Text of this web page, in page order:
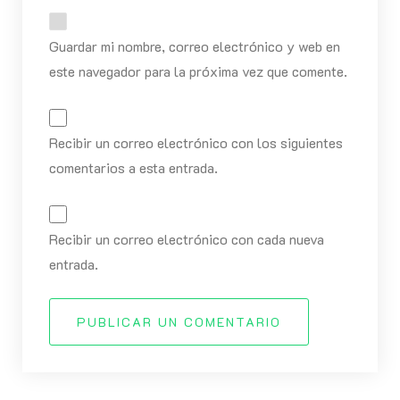
Guardar mi nombre, correo electrónico y web en
este navegador para la próxima vez que comente.
Recibir un correo electrónico con los siguientes
comentarios a esta entrada.
Recibir un correo electrónico con cada nueva
entrada.
PUBLICAR UN COMENTARIO